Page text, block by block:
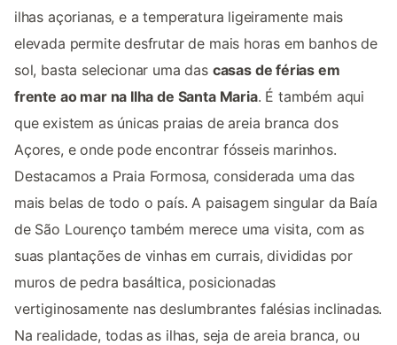
ilhas açorianas, e a temperatura ligeiramente mais
elevada permite desfrutar de mais horas em banhos de
sol, basta selecionar uma das casas de férias em
frente ao mar na Ilha de Santa Maria. É também aqui
que existem as únicas praias de areia branca dos
Açores, e onde pode encontrar fósseis marinhos.
Destacamos a Praia Formosa, considerada uma das
mais belas de todo o país. A paisagem singular da Baía
de São Lourenço também merece uma visita, com as
suas plantações de vinhas em currais, divididas por
muros de pedra basáltica, posicionadas
vertiginosamente nas deslumbrantes falésias inclinadas.
Na realidade, todas as ilhas, seja de areia branca, ou